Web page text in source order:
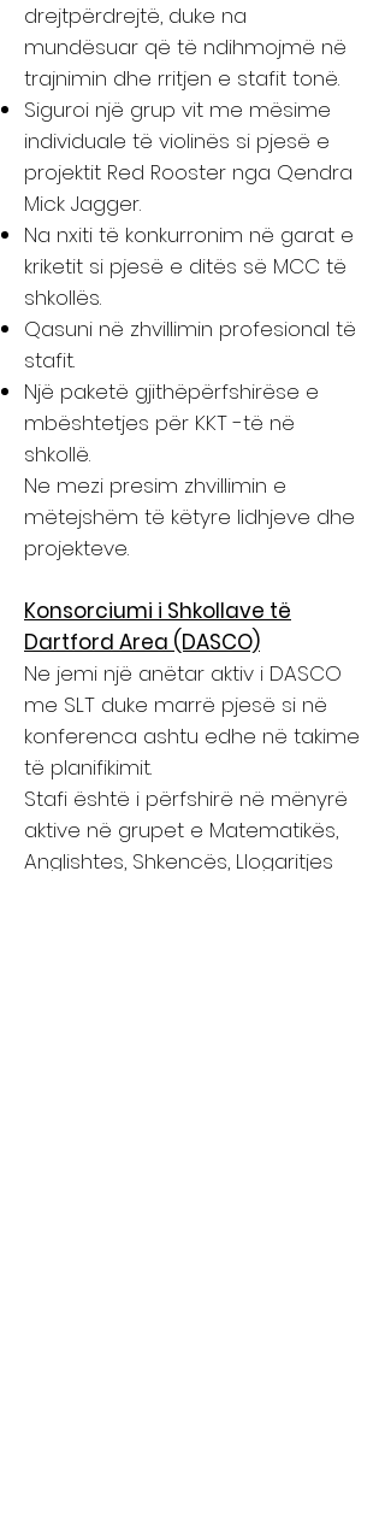
drejtpërdrejtë, duke na
mundësuar që të ndihmojmë në
trajnimin dhe rritjen e stafit tonë.
Siguroi një grup vit me mësime
individuale të violinës si pjesë e
projektit Red Rooster nga Qendra
Mick Jagger.
Na nxiti të konkurronim në garat e
kriketit si pjesë e ditës së MCC të
shkollës.
Qasuni në zhvillimin profesional të
stafit.
Një paketë gjithëpërfshirëse e
mbështetjes për KKT -të në
shkollë.
Ne mezi presim zhvillimin e
mëtejshëm të këtyre lidhjeve dhe
projekteve.
Konsorciumi i Shkollave të
Dartford Area (DASCO)
Ne jemi një anëtar aktiv i DASCO
me SLT duke marrë pjesë si në
konferenca ashtu edhe në takime
të planifikimit.
Stafi është i përfshirë në mënyrë
aktive në grupet e Matematikës,
Anglishtes, Shkencës, Llogaritjes